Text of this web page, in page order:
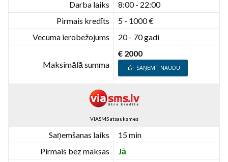
Darba laiks
8:00 - 22:00
Pirmais kredīts
5 - 1000 €
Vecuma ierobežojums
20 - 70 gadi
Maksimālā summa
€ 2000
SAŅEMT NAUDU
VIASMS atsauksmes
Saņemšanas laiks
15 min
Pirmais bez maksas
Jā